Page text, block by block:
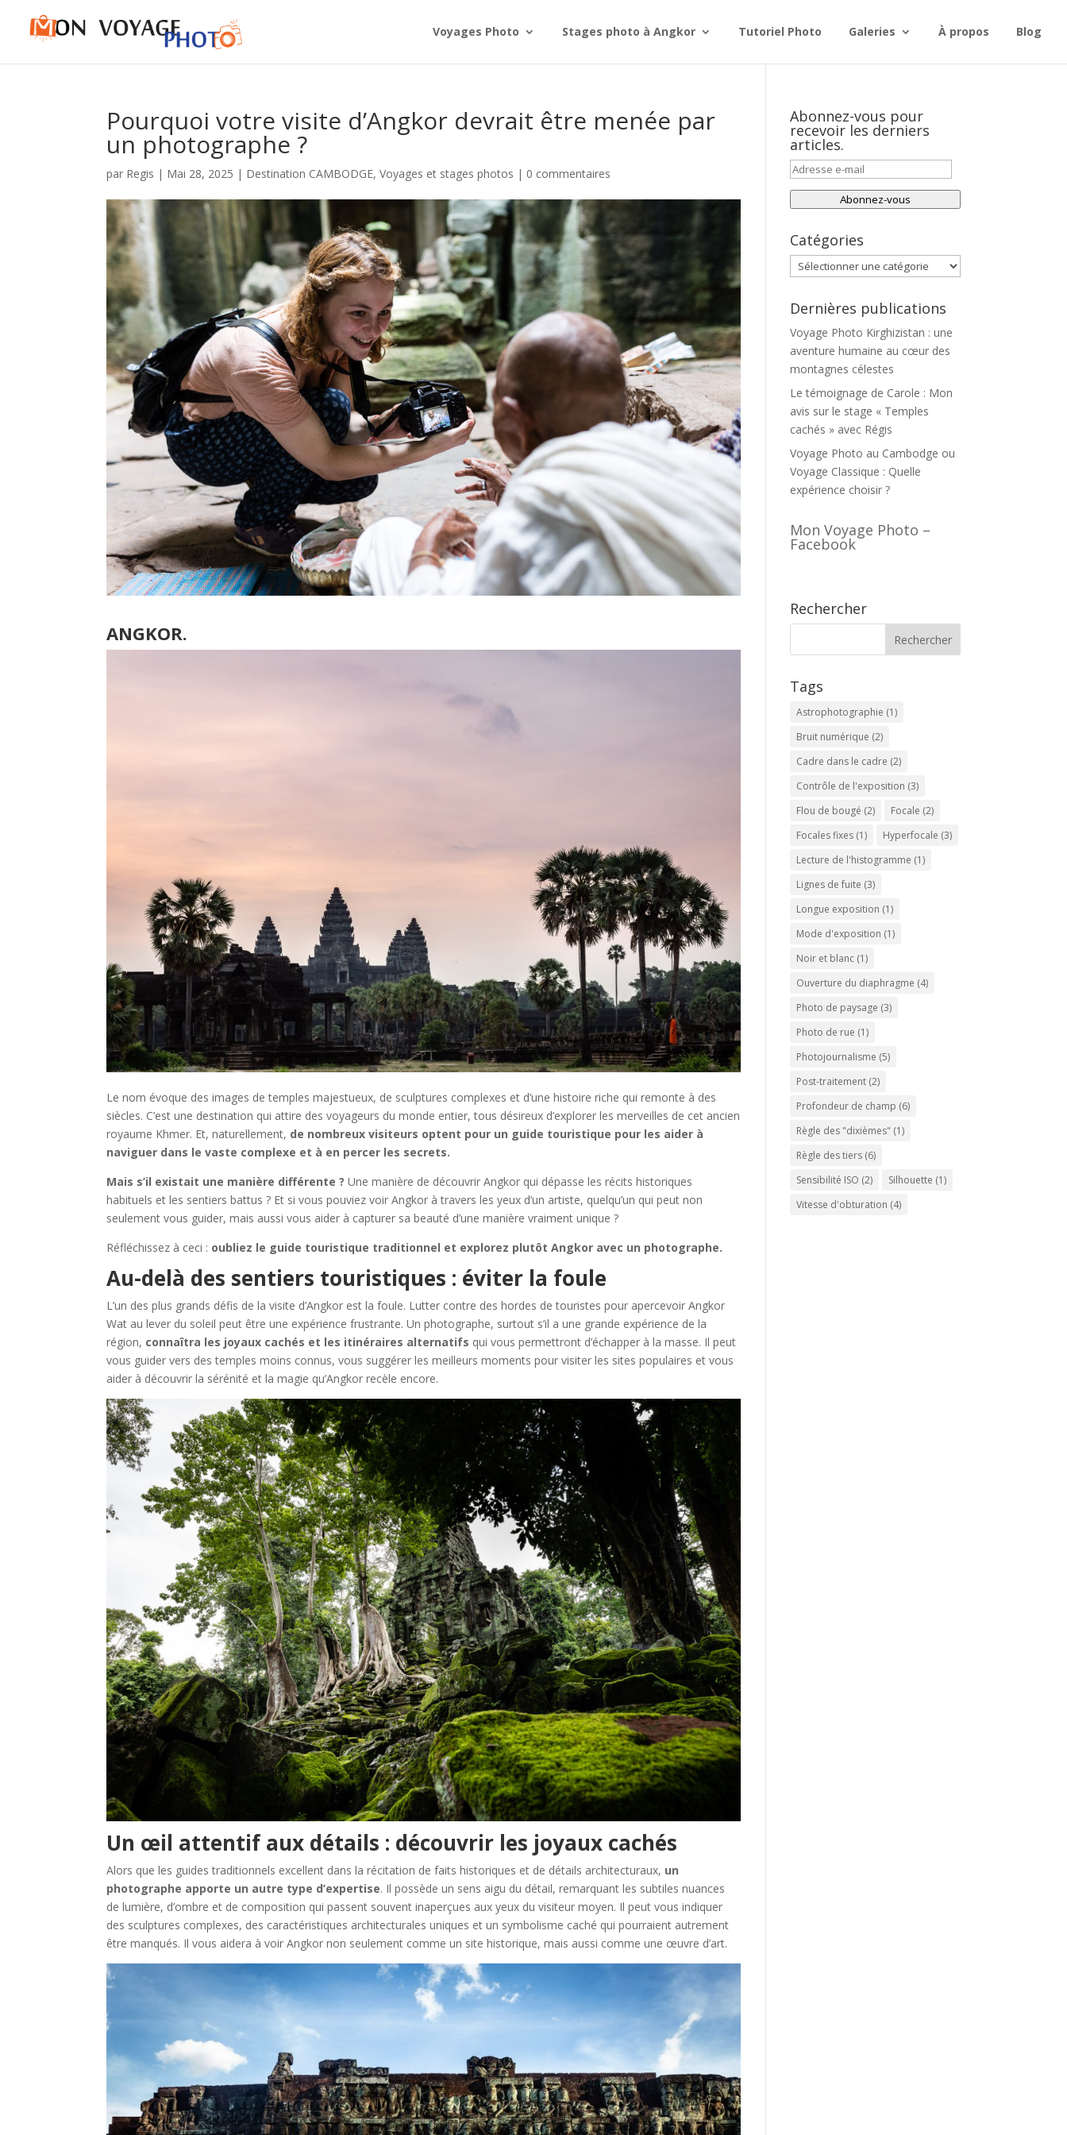
Voyages Photo Stages photo à Angkor Tutoriel Photo Galeries À propos Blog
Pourquoi votre visite d’Angkor devrait être menée par
un photographe ?
par Regis | Mai 28, 2025 | Destination CAMBODGE,Voyages et stages photos | 0 commentaires
ANGKOR.
Le nom évoque des images de temples majestueux, de sculptures complexes et d’une histoire riche qui remonte à des
siècles. C’est une destination qui attire des voyageurs du monde entier, tous désireux d’explorer les merveilles de cet ancien
royaume Khmer. Et, naturellement, de nombreux visiteurs optent pour un guide touristique pour les aider à
naviguer dans le vaste complexe et à en percer les secrets.
Mais s’il existait une manière différente ? Une manière de découvrir Angkor qui dépasse les récits historiques
habituels et les sentiers battus ? Et si vous pouviez voir Angkor à travers les yeux d’un artiste, quelqu’un qui peut non
seulement vous guider, mais aussi vous aider à capturer sa beauté d’une manière vraiment unique ?
Réfléchissez à ceci : oubliez le guide touristique traditionnel et explorez plutôt Angkor avec un photographe.
Au-delà des sentiers touristiques : éviter la foule
L’un des plus grands défis de la visite d’Angkor est la foule. Lutter contre des hordes de touristes pour apercevoir Angkor
Wat au lever du soleil peut être une expérience frustrante. Un photographe, surtout s’il a une grande expérience de la
région, connaîtra les joyaux cachés et les itinéraires alternatifs qui vous permettront d’échapper à la masse. Il peut
vous guider vers des temples moins connus, vous suggérer les meilleurs moments pour visiter les sites populaires et vous
aider à découvrir la sérénité et la magie qu’Angkor recèle encore.
Un œil attentif aux détails : découvrir les joyaux cachés
Alors que les guides traditionnels excellent dans la récitation de faits historiques et de détails architecturaux, un
photographe apporte un autre type d’expertise. Il possède un sens aigu du détail, remarquant les subtiles nuances
de lumière, d’ombre et de composition qui passent souvent inaperçues aux yeux du visiteur moyen. Il peut vous indiquer
des sculptures complexes, des caractéristiques architecturales uniques et un symbolisme caché qui pourraient autrement
être manqués. Il vous aidera à voir Angkor non seulement comme un site historique, mais aussi comme une œuvre d’art.
Abonnez-vous pour
recevoir les derniers
articles.
Adresse
e-
mail
Abonnez-vous
Catégories
Catégories
Dernières publications
Voyage Photo Kirghizistan : une
aventure humaine au cœur des
montagnes célestes
Le témoignage de Carole : Mon
avis sur le stage « Temples
cachés » avec Régis
Voyage Photo au Cambodge ou
Voyage Classique : Quelle
expérience choisir ?
Mon Voyage Photo –
Facebook
Rechercher
Tags
Astrophotographie (1)
Bruit numérique (2)
Cadre dans le cadre (2)
Contrôle de l'exposition (3)
Flou de bougé (2) Focale (2)
Focales fixes(1) Hyperfocale (3)
Lecture de l'histogramme (1)
Lignes de fuite (3)
Longue exposition (1)
Mode d'exposition (1)
Noir et blanc(1)
Ouverture du diaphragme (4)
Photo de paysage (3)
Photo de rue (1)
Photojournalisme (5)
Post-traitement(2)
Profondeur de champ (6)
Règle des "dixièmes" (1)
Règle des tiers(6)
Sensibilité ISO (2) Silhouette (1)
Vitesse d'obturation (4)